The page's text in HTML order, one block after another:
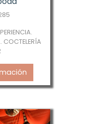
COCTELERÍA